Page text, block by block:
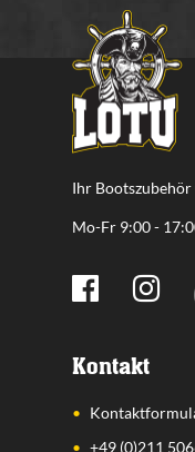
Ihr
Mo-Fr 9:00 -
Kontakt
+49 (0)211